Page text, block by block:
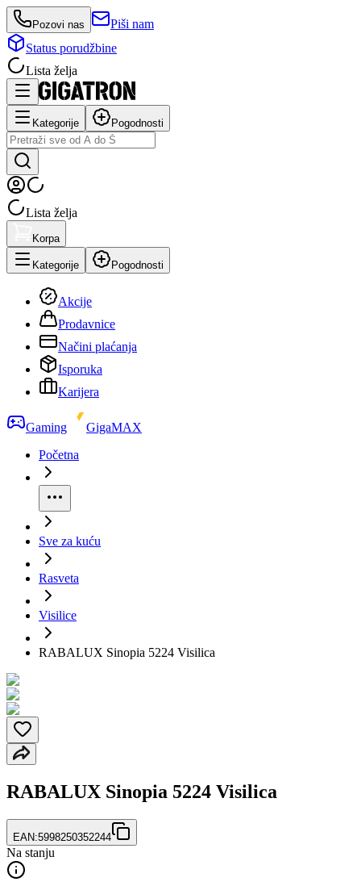
Pozovi nas
Piši nam
Status porudžbine
Lista želja
Kategorije Pogodnosti
Lista želja
Korpa
Kategorije Pogodnosti
Akcije
Prodavnice
Načini plaćanja
Isporuka
Karijera
Gaming
GigaMAX
Početna
Sve za kuću
Rasveta
Visilice
RABALUX Sinopia 5224 Visilica
RABALUX Sinopia 5224 Visilica
EAN:5998250352244
Na stanju